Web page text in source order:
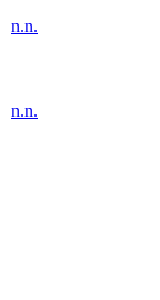
n.n.
n.n.